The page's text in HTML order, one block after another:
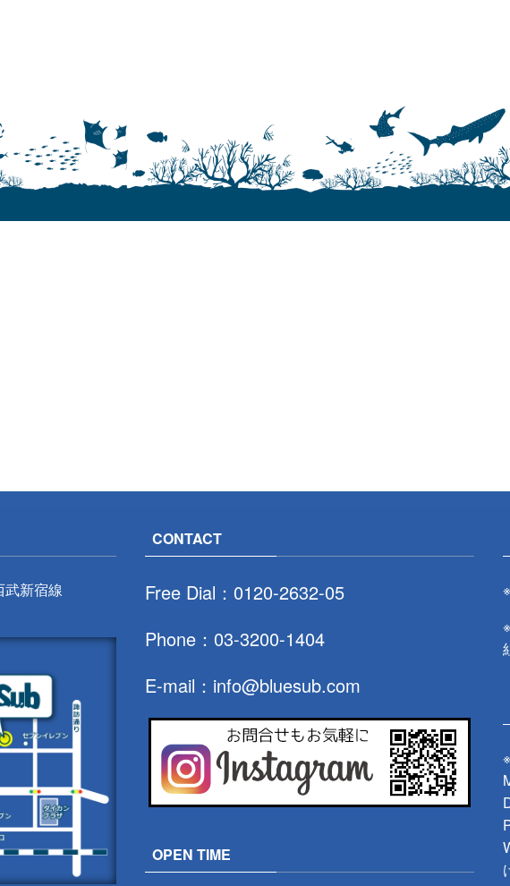
新宿線
CONTACT
Free Dial： 0120-2632-05
Phone： 03-3200-1404
E-mail： info@bluesub.com
OPEN TIME